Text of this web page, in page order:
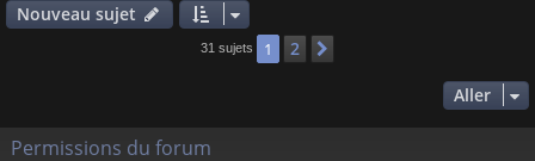
Nouveau sujet
31 sujets 1 2
Aller
Permissions du forum